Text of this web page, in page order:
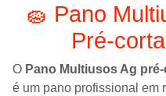
🧽 Pano
Pré-
O Pano Multiusos Ag
é um pano profissional em